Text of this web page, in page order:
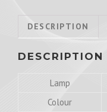
DESCRIPTION
DESCRIPTION
Lamp
Colour